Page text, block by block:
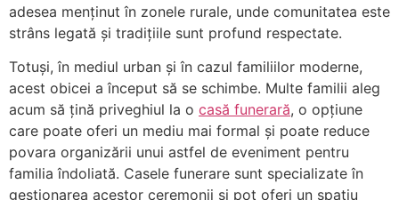
adesea menținut în zonele rurale, unde comunitatea este
strâns legată și tradițiile sunt profund respectate.
Totuși, în mediul urban și în cazul familiilor moderne,
acest obicei a început să se schimbe. Multe familii aleg
acum să țină priveghiul la o casă funerară, o opțiune
care poate oferi un mediu mai formal și poate reduce
povara organizării unui astfel de eveniment pentru
familia îndoliată. Casele funerare sunt specializate în
gestionarea acestor ceremonii și pot oferi un spațiu